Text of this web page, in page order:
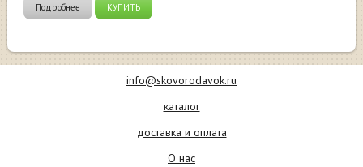
Подробнее КУПИТЬ
info@skovorodavok.ru
каталог
доставка и оплата
О нас